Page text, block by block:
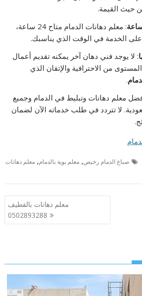
حيث القيمة.
: معلم دهانات الدمام متاح 24 ساعة،
الخدمة في الوقت الذي يناسبك.
: لا يوجد فني دهان آخر يمكنه تقديم أعمال
من الاحترافية والإتقان الذي
.
معلم دهانات وتبليط في الدمام وجميع
لا تتردد في طلب خدماته الآن لضمان
صباغ الدمام رخيص,معلم بوية بالدمام,معلم دهانات
معلم دهانات بالقطيف
0502893288